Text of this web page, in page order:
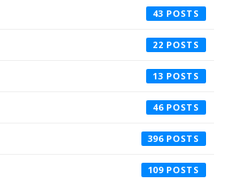
43
22
13
46
396
109